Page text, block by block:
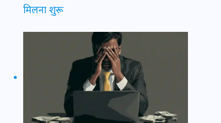
मिलना शुरू